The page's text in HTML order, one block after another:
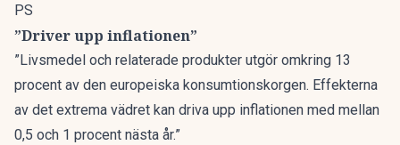
PS
”Driver upp inflationen”
”Livsmedel och relaterade produkter utgör omkring 13
procent av den europeiska konsumtionskorgen. Effekterna
av det extrema vädret kan driva upp inflationen med mellan
0,5 och 1 procent nästa år.”